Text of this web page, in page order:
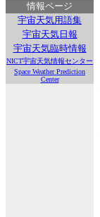
情報ページ
宇宙天気用語集
宇宙天気日報
宇宙天気臨時情報
NICT宇宙天気情報センター
Space Weather Prediction
Center